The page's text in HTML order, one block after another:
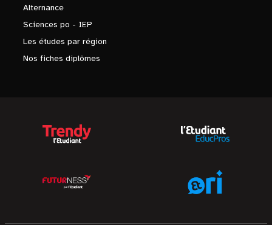
Alternance
Sciences po - IEP
Les études par région
Nos fiches diplômes